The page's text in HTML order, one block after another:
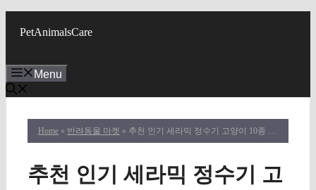
PetAnimalsCare
Menu
Home » 반려동물 마켓 » 추천 인기 세라믹 정수기 고양이 10종 지금 바로 확인하세요
추천 인기 세라믹 정수기 고